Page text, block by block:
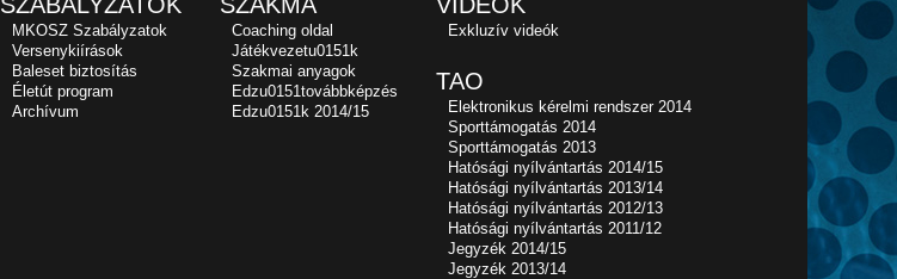
MKOSZ Szabályzatok
Versenykiírások
Baleset biztosítás
Életút program
Archívum
Coaching oldal
Játékvezetu0151k
Szakmai anyagok
Edzu0151továbbképzés
Edzu0151k 2014/15
Exkluzív videók
TAO
Elektronikus kérelmi rendszer 2014
Sporttámogatás 2014
Sporttámogatás 2013
Hatósági nyílvántartás 2014/15
Hatósági nyílvántartás 2013/14
Hatósági nyílvántartás 2012/13
Hatósági nyílvántartás 2011/12
Jegyzék 2014/15
Jegyzék 2013/14